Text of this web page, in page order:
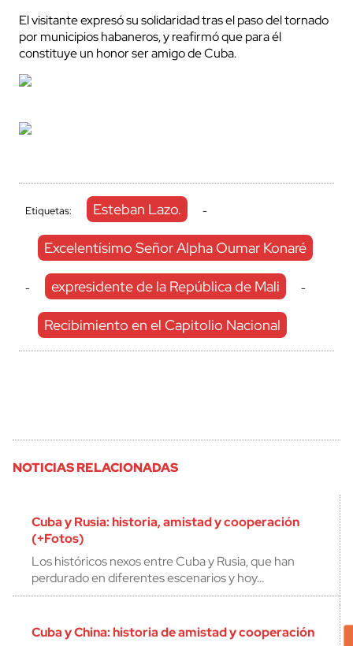
El visitante expresó su solidaridad tras el paso del tornado
por municipios habaneros, y reafirmó que para él
constituye un honor ser amigo de Cuba.
Etiquetas: Esteban Lazo. -
Excelentísimo Señor Alpha Oumar Konaré
- expresidente de la República de Mali -
Recibimiento en el Capitolio Nacional
NOTICIAS RELACIONADAS
Cuba y Rusia: historia, amistad y cooperación
(+Fotos)
Los históricos nexos entre Cuba y Rusia, que han
perdurado en diferentes escenarios y hoy…
Cuba y China: historia de amistad y cooperación